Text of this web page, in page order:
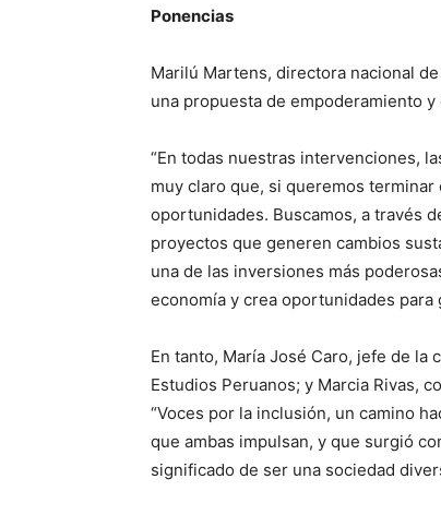
Ponencias
Marilú Martens, directora nacional
una propuesta de empoderamiento
“En todas nuestras intervenciones,
muy claro que, si queremos
oportunidades. Buscamos, a través
proyectos que generen cambios
una de las inversiones más
economía y crea oportunidades
En tanto, María José Caro, jefe de
Estudios Peruanos; y Marcia Rivas,
“Voces por la inclusión, un camino
que ambas impulsan, y que surgió
significado de ser una sociedad